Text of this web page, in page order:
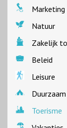
Marketing
Natuur
Zakelijk
Beleid
Leisure
Toerisme